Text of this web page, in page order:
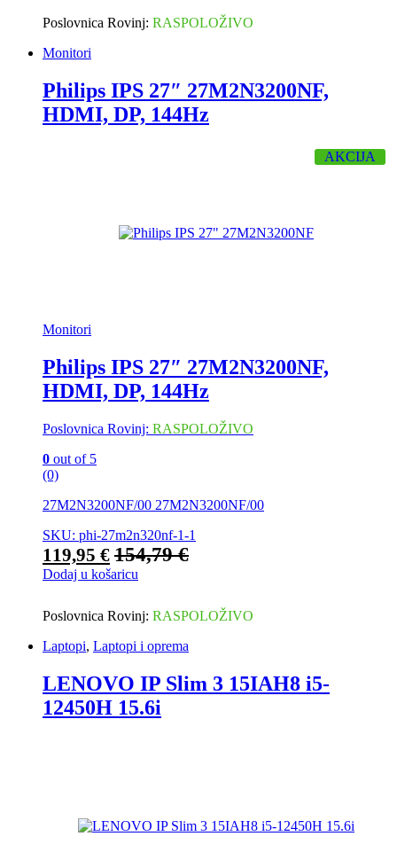
Poslovnica Rovinj: RASPOLOŽIVO
Monitori
Philips IPS 27″ 27M2N3200NF,
HDMI, DP, 144Hz
AKCIJA
Monitori
Philips IPS 27″ 27M2N3200NF,
HDMI, DP, 144Hz
Poslovnica Rovinj: RASPOLOŽIVO
0 out of 5
(0)
27M2N3200NF/00 27M2N3200NF/00
SKU: phi-27m2n320nf-1-1
119,95 € 154,79€
Dodaj u košaricu
Poslovnica Rovinj: RASPOLOŽIVO
Laptopi, Laptopi i oprema
LENOVO IP Slim 3 15IAH8 i5-
12450H 15.6i